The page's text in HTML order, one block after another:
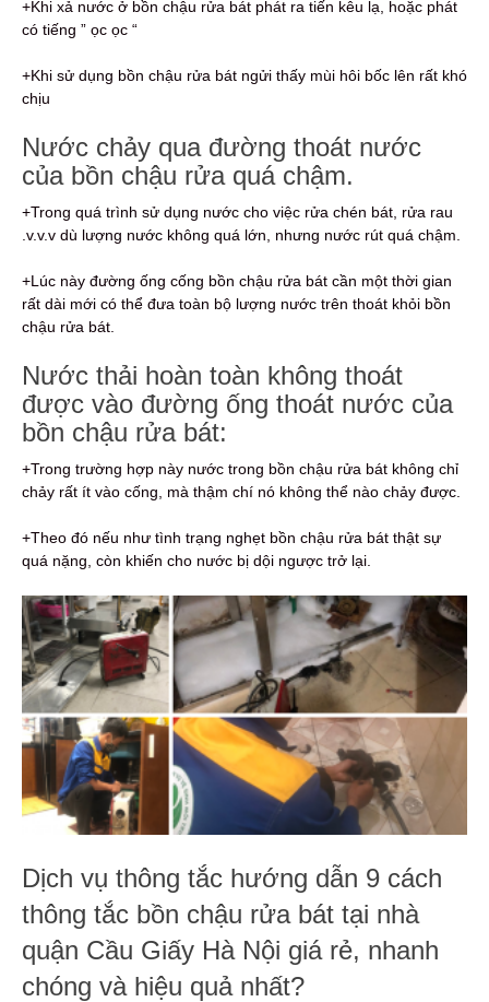
+Khi xả nước ở bồn chậu rửa bát phát ra tiến kêu lạ, hoặc phát
có tiếng ” ọc ọc “
+Khi sử dụng bồn chậu rửa bát ngửi thấy mùi hôi bốc lên rất khó
chịu
Nước chảy qua đường thoát nước
của bồn chậu rửa quá chậm.
+Trong quá trình sử dụng nước cho việc rửa chén bát, rửa rau
.v.v.v dù lượng nước không quá lớn, nhưng nước rút quá chậm.
+Lúc này đường ống cống bồn chậu rửa bát cần một thời gian
rất dài mới có thể đưa toàn bộ lượng nước trên thoát khỏi bồn
chậu rửa bát.
Nước thải hoàn toàn không thoát
được vào đường ống thoát nước của
bồn chậu rửa bát:
+Trong trường hợp này nước trong bồn chậu rửa bát không chỉ
chảy rất ít vào cống, mà thậm chí nó không thể nào chảy được.
+Theo đó nếu như tình trạng nghẹt bồn chậu rửa bát thật sự
quá nặng, còn khiến cho nước bị dội ngược trở lại.
Dịch vụ thông tắc hướng dẫn 9 cách
thông tắc bồn chậu rửa bát tại nhà
quận Cầu Giấy Hà Nội giá rẻ, nhanh
chóng và hiệu quả nhất?